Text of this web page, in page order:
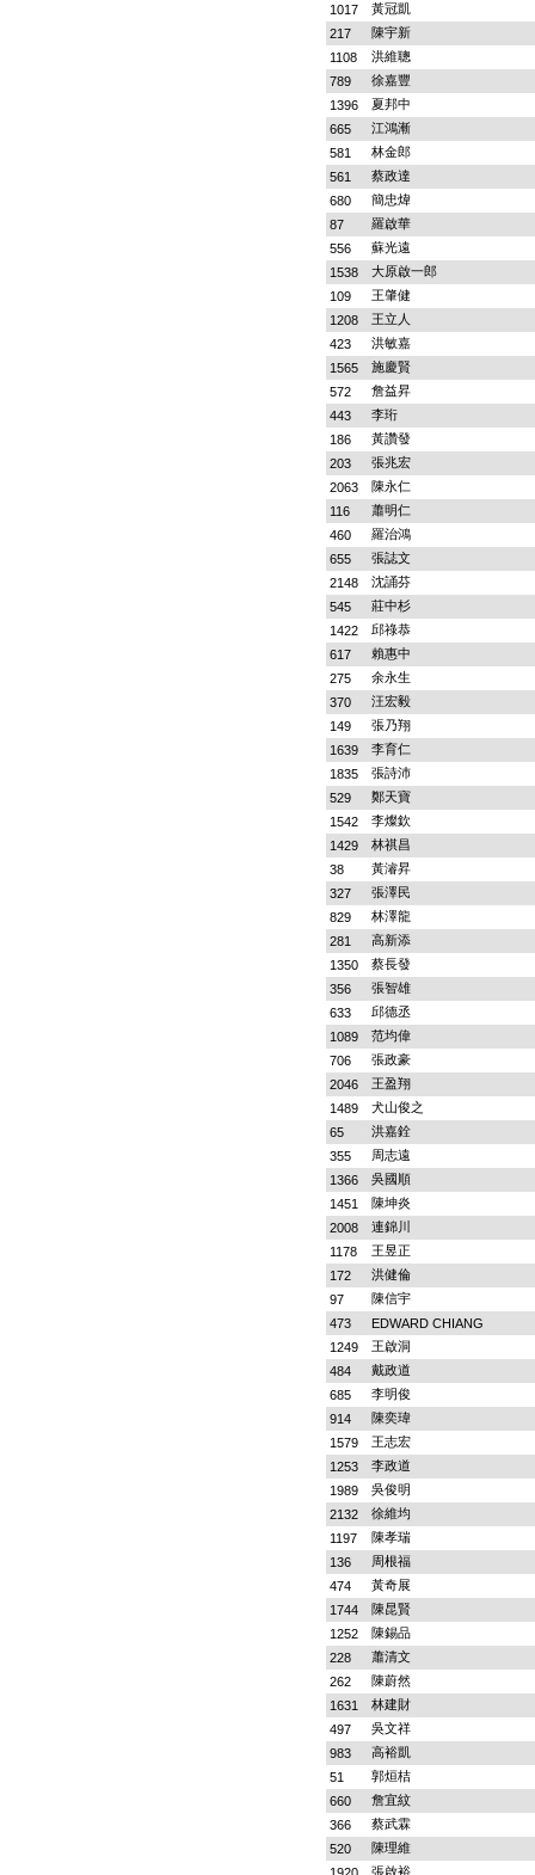
1017
黃冠凱
217
陳宇新
1108
洪維聰
789
徐嘉豐
1396
夏邦中
665
江鴻漸
581
林金郎
561
蔡政達
680
簡忠煒
87
羅啟華
556
蘇光遠
1538
大原啟一郎
109
王肇健
1208
王立人
423
洪敏嘉
1565
施慶賢
572
詹益昇
443
李珩
186
黃讚發
203
張兆宏
2063
陳永仁
116
蕭明仁
460
羅治鴻
655
張誌文
2148
沈誦芬
545
莊中杉
1422
邱祿恭
617
賴惠中
275
余永生
370
汪宏毅
149
張乃翔
1639
李育仁
1835
張詩沛
529
鄭天寶
1542
李燦欽
1429
林祺昌
38
黃濬昇
327
張澤民
829
林澤龍
281
高新添
1350
蔡長發
356
張智雄
633
邱德丞
1089
范均偉
706
張政豪
2046
王盈翔
1489
犬山俊之
65
洪嘉銓
355
周志遠
1366
吳國順
1451
陳坤炎
2008
連錦川
1178
王昱正
172
洪健倫
97
陳信宇
473
EDWARD CHIANG
1249
王啟洞
484
戴政道
685
李明俊
914
陳奕瑋
1579
王志宏
1253
李政道
1989
吳俊明
2132
徐維均
1197
陳孝瑞
136
周根福
474
黃奇展
1744
陳昆賢
1252
陳錫品
228
蕭清文
262
陳蔚然
1631
林建財
497
吳文祥
983
高裕凱
51
郭烜桔
660
詹宜紋
366
蔡武霖
520
陳理維
張啟裕